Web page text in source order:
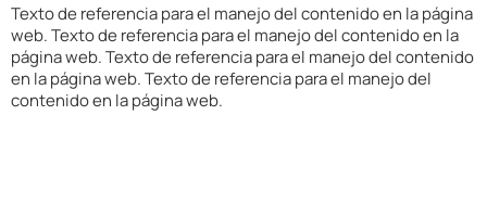
Texto de referencia para el manejo del contenido en la página
web. Texto de referencia para el manejo del contenido en la
página web. Texto de referencia para el manejo del contenido
en la página web. Texto de referencia para el manejo del
contenido en la página web.